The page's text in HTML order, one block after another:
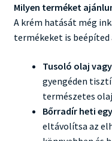
Milyen terméket
A krém hatását még
termékeket is beépíted
Tusoló olaj
gyengéden
természetes
Bőrradír heti
eltávolítsa az